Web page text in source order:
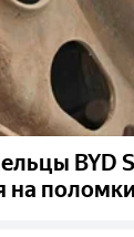
BYD
на